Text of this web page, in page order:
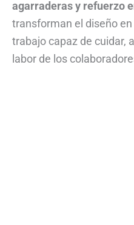
agarraderas y refuerzo
transforman el diseño
trabajo capaz de cuidar,
labor de los